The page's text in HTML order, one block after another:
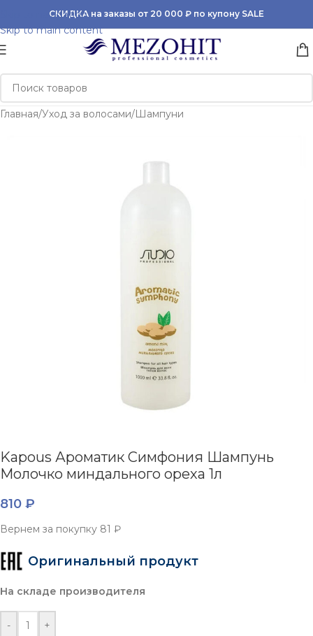
Skip to navigation
Skip to main content
СКИДКА на заказы от 20 000 ₽ по купону SALE
Главная/Уход за волосами/Шампуни
Kapous Ароматик Симфония Шампунь
Молочко миндального ореха 1л
810 ₽
Вернем за покупку 81 ₽
Оригинальный продукт
На складе производителя
- +